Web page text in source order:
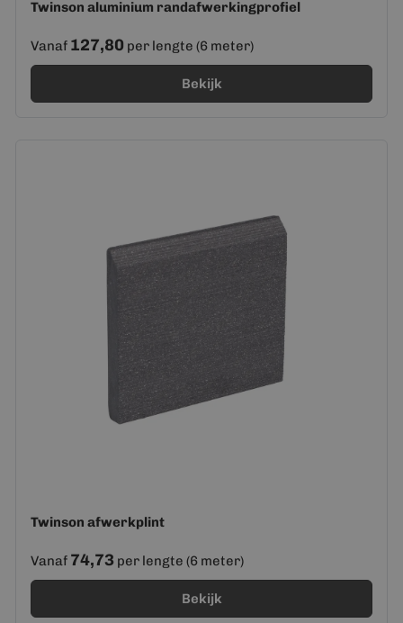
Twinson aluminium randafwerkingprofiel
Vanaf 127,80 per lengte (6 meter)
Bekijk
Twinson afwerkplint
Vanaf 74,73 per lengte (6 meter)
Bekijk